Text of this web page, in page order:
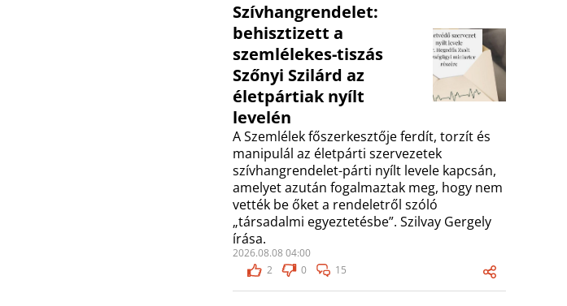
Szívhangrendelet:
behisztizett a
szemlélekes-tiszás
Szőnyi Szilárd az
életpártiak nyílt
levelén
A Szemlélek főszerkesztője ferdít, torzít és
manipulál az életpárti szervezetek
szívhangrendelet-párti nyílt levele kapcsán,
amelyet azután fogalmaztak meg, hogy nem
vették be őket a rendeletről szóló
„társadalmi egyeztetésbe”. Szilvay Gergely
írása.
2026.08.08 04:00
2
0 15